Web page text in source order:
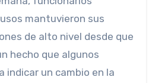
mantuvieron sus
de alto nivel desde que
hecho que algunos
indicar un cambio en la